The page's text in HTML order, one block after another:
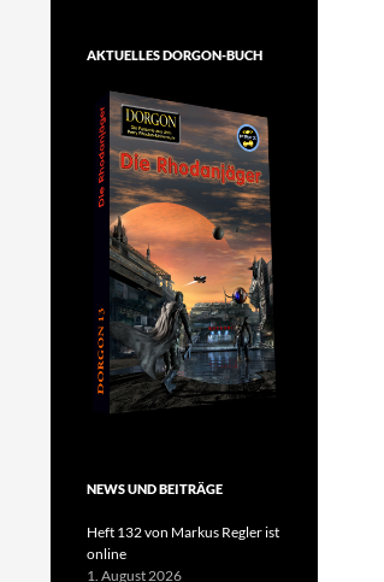
AKTUELLES DORGON-BUCH
NEWS UND BEITRÄGE
Heft 132 von Markus Regler ist
online
1. August 2026